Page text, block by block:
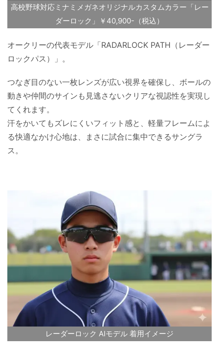
高校野球対応ミナミメガネオリジナルカスタムカラー「レー
ダーロック」￥40,900-（税込）
オークリーの代表モデル「RADARLOCK PATH（レーダー
ロックパス）」。
つなぎ目のない一枚レンズが広い視界を確保し、ボールの
動きや仲間のサインも見逃さないクリアな視認性を実現し
てくれます。
汗をかいてもズレにくいフィット感と、軽量フレームによ
る快適なかけ心地は、まさに試合に集中できるサングラ
ス。
レーダーロック AIモデル 着用イメージ